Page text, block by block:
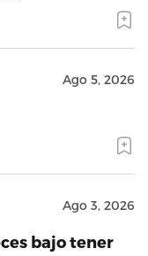
Ago 5, 2026
Ago 3, 2026
bajo tener